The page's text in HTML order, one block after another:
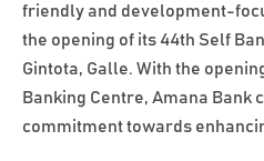
friendly and development-
the opening of its 44th Self
Gintota, Galle. With the
Banking Centre, Amana Bank
commitment towards